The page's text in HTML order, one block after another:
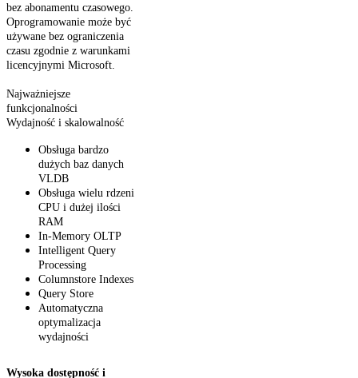
bez abonamentu czasowego.
Oprogramowanie może być
używane bez ograniczenia
czasu zgodnie z warunkami
licencyjnymi Microsoft.
Najważniejsze
funkcjonalności
Wydajność i skalowalność
Obsługa bardzo
dużych baz danych
VLDB
Obsługa wielu rdzeni
CPU i dużej ilości
RAM
In-Memory OLTP
Intelligent Query
Processing
Columnstore Indexes
Query Store
Automatyczna
optymalizacja
wydajności
Wysoka dostępność i